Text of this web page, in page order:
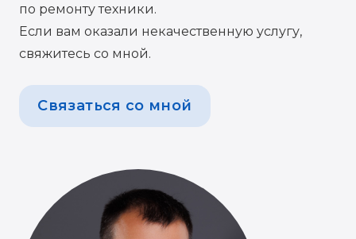
по ремонту техники.
Если вам оказали некачественную услугу,
свяжитесь со мной.
Связаться со мной